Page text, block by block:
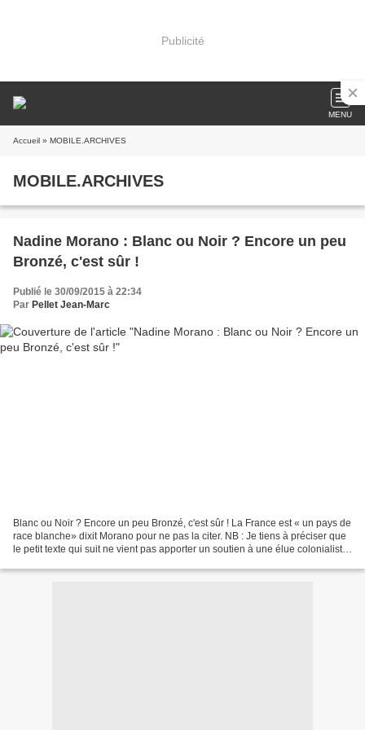
Publicité
MENU
Accueil » MOBILE.ARCHIVES
MOBILE.ARCHIVES
Nadine Morano : Blanc ou Noir ? Encore un peu
Bronzé, c'est sûr !
Publié le 30/09/2015 à 22:34
Par Pellet Jean-Marc
Blanc ou Noir ? Encore un peu Bronzé, c'est sûr ! La France est « un pays de
race blanche» dixit Morano pour ne pas la citer. NB : Je tiens à préciser que
le petit texte qui suit ne vient pas apporter un soutien à une élue colonialiste